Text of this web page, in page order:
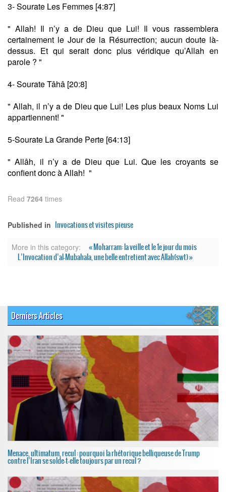
3- Sourate Les Femmes [4:87]
" Allah! Il n’y a de Dieu que Lui! Il vous rassemblera
certainement le Jour de la Résurrection; aucun doute là-
dessus. Et qui serait donc plus véridique qu’Allah en
parole ? "
4- Sourate Tâhâ [20:8]
" Allah, il n’y a de Dieu que Lui! Les plus beaux Noms Lui
appartiennent! "
5-Sourate La Grande Perte [64:13]
" Allâh, il n’y a de Dieu que Lui. Que les croyants se
confient donc à Allah! "
Read 7264 times
Published in Invocations et visites pieuse
More in this category:
« Moharram: la veille et le 1e jour du mois
L’Invocation d’al-Mubahala, une belle entretient avec Allah(swt) »
Derniers Articles
Menace, ultimatum, recul : pourquoi la rhétorique belliqueuse de Trump
contre l’Iran se solde-t-elle toujours par un recul ?